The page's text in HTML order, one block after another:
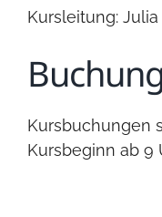
Kursleitung: Julia
Kursbuchungen
Kursbeginn ab 9